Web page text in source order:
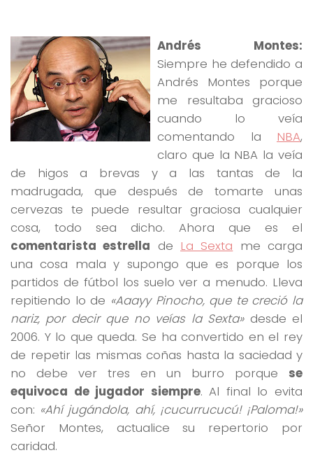
Andrés Montes:
Siempre he defendido a
Andrés Montes porque
me resultaba gracioso
cuando lo veía
comentando la NBA,
claro que la NBA la veía
de higos a brevas y a las tantas de la
madrugada, que después de tomarte unas
cervezas te puede resultar graciosa cualquier
cosa, todo sea dicho. Ahora que es el
comentarista estrella de La Sexta me carga
una cosa mala y supongo que es porque los
partidos de fútbol los suelo ver a menudo. Lleva
repitiendo lo de «Aaayy Pinocho, que te creció la
nariz, por decir que no veías la Sexta»desde el
2006. Y lo que queda. Se ha convertido en el rey
de repetir las mismas coñas hasta la saciedad y
no debe ver tres en un burro porque se
equivoca de jugador siempre. Al final lo evita
con: «Ahí jugándola, ahí, ¡cucurrucucú! ¡Paloma!»
Señor Montes, actualice su repertorio por
caridad.